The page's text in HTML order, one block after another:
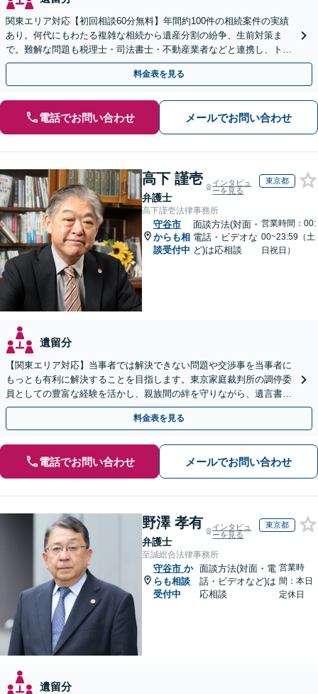
関東エリア対応【初回相談60分無料】年間約100件の相続案件の実績
あり。何代にもわたる複雑な相続から遺産分割の紛争、生前対策ま
で。難解な問題も税理士・司法書士・不動産業者などと連携し、トー
タルサポートで解決へ。まずはお気軽にご相談ください。
料金表を見る
電話でお問い合わせ メールでお問い合わせ
高下 謹壱
弁護士
インタビュ
ーを見る
東京都
高下謹壱法律事務所
守谷市
からも相
談受付中
面談方法(対面・
電話・ビデオな
ど)は応相談
営業時間：00:
00~23:59（土
日祝日）
遺留分
【関東エリア対応】当事者では解決できない問題や交渉事を当事者に
もっとも有利に解決することを目指します。東京家庭裁判所の調停委
員としての豊富な経験を活かし、親族間の絆を守りながら、遺言書作
成から相続放棄まで相続問題を誠実にサポートいたします。
料金表を見る
電話でお問い合わせ メールでお問い合わせ
野澤 孝有
弁護士
インタビュ
ーを見る
東京都
至誠総合法律事務所
守谷市 か
らも相談
受付中
面談方法(対面・電
話・ビデオなど)は
応相談
営業時
間：本日
定休日
遺留分